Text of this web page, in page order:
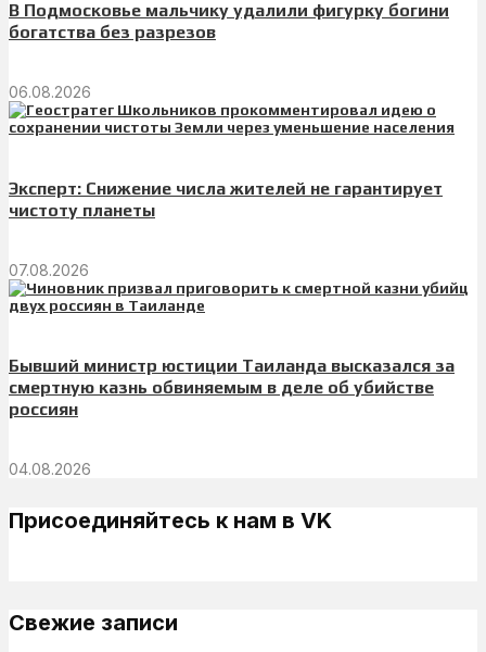
В Подмосковье мальчику удалили фигурку богини
богатства без разрезов
06.08.2026
Эксперт: Снижение числа жителей не гарантирует
чистоту планеты
07.08.2026
Бывший министр юстиции Таиланда высказался за
смертную казнь обвиняемым в деле об убийстве
россиян
04.08.2026
Присоединяйтесь к нам в VK
Свежие записи